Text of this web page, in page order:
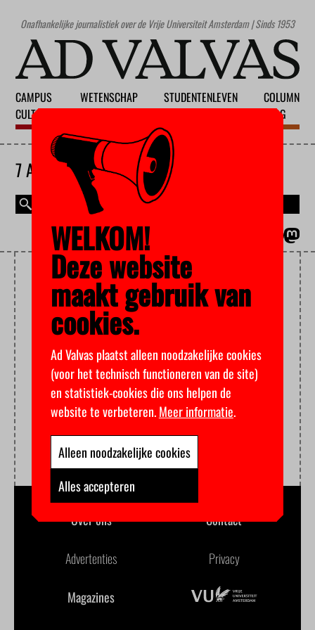
Onafhankelijke journalistiek over de Vrije Universiteit Amsterdam | Sinds 1953
CAMPUS
CULTUUR
WETENSCHAP
STUDENTENLEVEN
COLUMN
BLOG
7 AUGUSTUS 2026
GEDRAGSECONOMIE
Over ons Contact
Advertenties Privacy
Magazines
WELKOM!
Deze website
maakt gebruik van
cookies.
Ad Valvas plaatst alleen noodzakelijke cookies
(voor het technisch functioneren van de site)
en statistiek-cookies die ons helpen de
website te verbeteren.Meer informatie.
Alleen noodzakelijke cookies
Alles accepteren